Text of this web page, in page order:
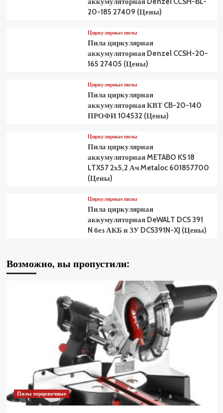
20-185 27409 (Цены)
Циркулярные пилы
Пила циркулярная
аккумуляторная Denzel CCSH-20-
165 27405 (Цены)
Циркулярные пилы
Пила циркулярная
аккумуляторная КВТ CB-20-140
ПРОФИ 104532 (Цены)
Циркулярные пилы
Пила циркулярная
аккумуляторная METABO KS 18
LTX57 2х5,2 Ач Metaloc 601857700
(Цены)
Циркулярные пилы
Пила циркулярная
аккумуляторная DeWALT DCS 391
N без АКБ и ЗУ DCS391N-XJ (Цены)
Возможно, вы пропустили:
Пилы торцовочные